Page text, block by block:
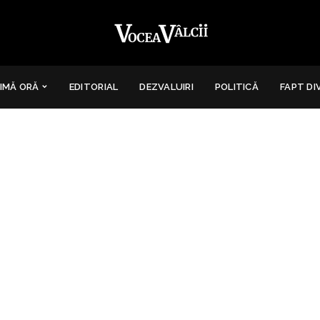
ORĂ EDITORIAL DEZVALUIRI POLITICĂ FAPT